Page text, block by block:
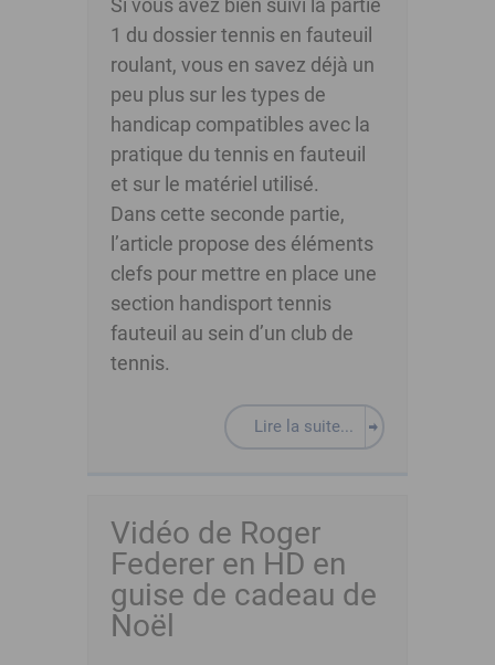
Si vous avez bien suivi la partie
1 du dossier tennis en fauteuil
roulant, vous en savez déjà un
peu plus sur les types de
handicap compatibles avec la
pratique du tennis en fauteuil
et sur le matériel utilisé.
Dans cette seconde partie,
l’article propose des éléments
clefs pour mettre en place une
section handisport tennis
fauteuil au sein d’un club de
tennis.
Lire la suite...
Vidéo de Roger
Federer en HD en
guise de cadeau de
Noël